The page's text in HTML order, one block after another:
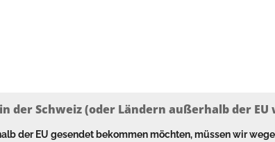
der Schweiz (oder Ländern außerhalb der
der EU gesendet bekommen möchten, müssen wir